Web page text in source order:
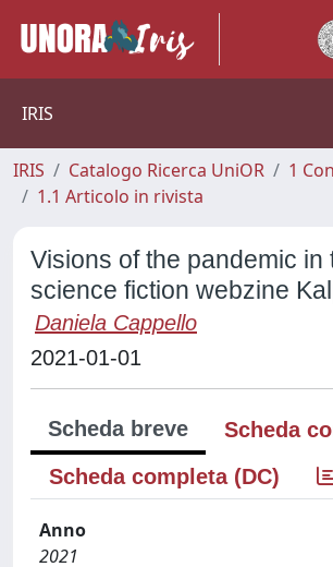
IRIS
IRIS Catalogo Ricerca UniOR
1
1.1 Articolo in rivista
Visions of the pandemic in
science fiction webzine
Daniela Cappello
2021-01-01
Scheda breve
Scheda
Scheda completa (DC)
Anno
2021